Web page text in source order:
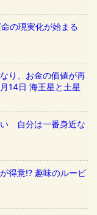
の現実化が始まる
り、お金の価値が再
日 海王星と土星
い 自分は一番身近な
得意!? 趣味のルービ